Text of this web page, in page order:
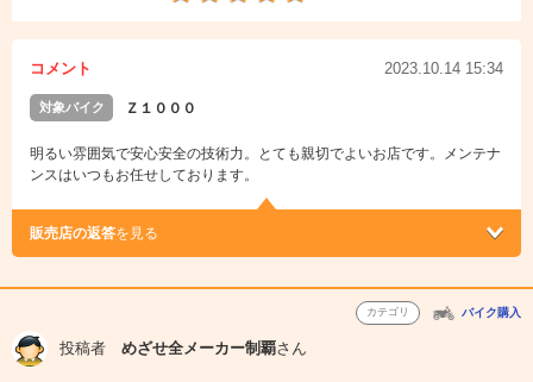
コメント 2023.10.14 15:34
対象バイク Ｚ１０００
明るい雰囲気で安心安全の技術力。とても親切でよいお店です。メンテナ
ンスはいつもお任せしております。
販売店の返答を見る
カテゴリ バイク購入
投稿者 めざせ全メーカー制覇さん